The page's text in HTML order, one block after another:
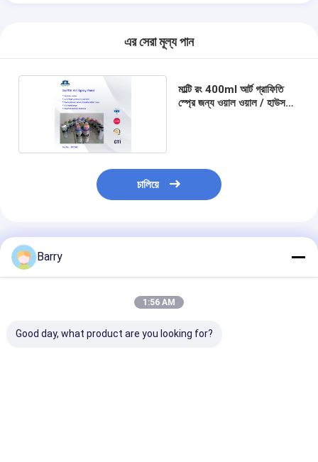
এর সেরা মূল্য পান
মাল্টি রং 400ml আর্ট গ্রাফিতি
স্প্রে জন্য ওয়াল ওয়াল / হাউস
চালিয়ে
প্রস্তাবিত পণ্য
Barry
1:56 AM
Good day, what product are you looking for?